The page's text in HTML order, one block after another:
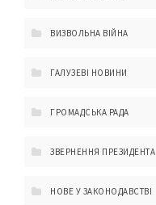
ВИЗВОЛЬНА ВІЙНА
ГАЛУЗЕВІ НОВИНИ
ГРОМАДСЬКА РАДА
ЗВЕРНЕННЯ ПРЕЗИДЕНТА
НОВЕ У ЗАКОНОДАВСТВІ